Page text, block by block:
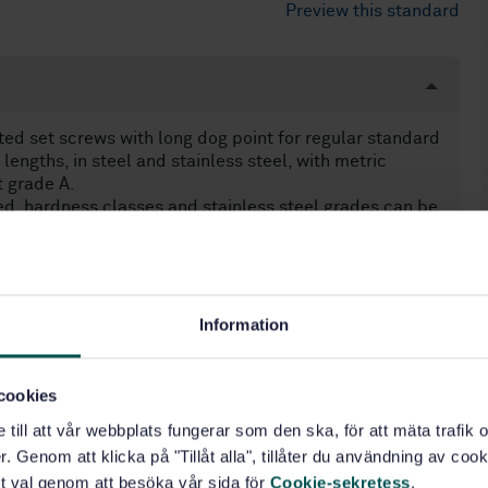
Information
till att vår webbplats fungerar som den ska, för att mäta trafik
Genom att klicka på "Tillåt alla", tillåter du användning av
val genom att besöka vår sida för Cookie-sekretess.
Preview this standard
set screws with long dog point for regular standard
in steel and stainless steel, with metric
A.
hardness classes and stainless steel grades can be
options from ISO 888, ISO 965-1 or ISO 4753.